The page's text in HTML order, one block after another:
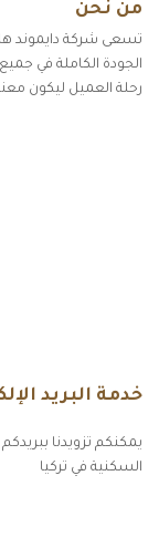
من نحن
تسعى شركة دايموند
الجودة الكاملة في
رحلة العميل ليكون
خدمة البريد
يمكنكم تزويدنا
السكنية في تركيا